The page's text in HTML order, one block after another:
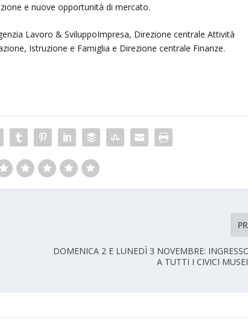
e nuove opportunità di mercato.
Lavoro & SviluppoImpresa, Direzione centrale Attività
Istruzione e Famiglia e Direzione centrale Finanze.
DOMENICA 2 E LUNEDÌ 3 NOVEMBRE:
A TUTTI I CIVICI